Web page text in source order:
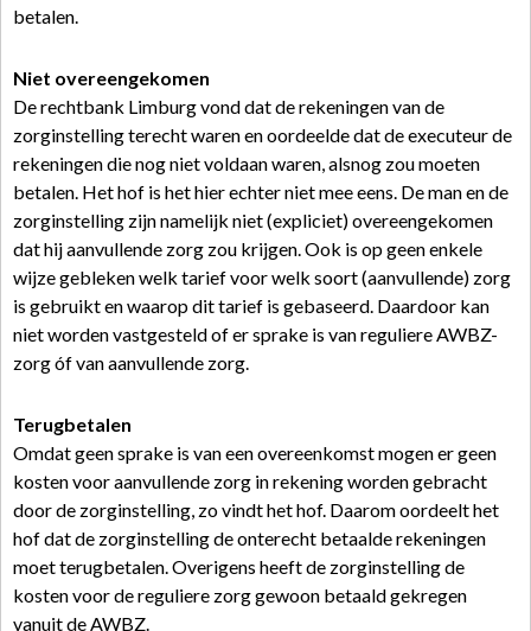
betalen.
Niet overeengekomen
De rechtbank Limburg vond dat de rekeningen van de
zorginstelling terecht waren en oordeelde dat de executeur de
rekeningen die nog niet voldaan waren, alsnog zou moeten
betalen. Het hof is het hier echter niet mee eens. De man en de
zorginstelling zijn namelijk niet (expliciet) overeengekomen
dat hij aanvullende zorg zou krijgen. Ook is op geen enkele
wijze gebleken welk tarief voor welk soort (aanvullende) zorg
is gebruikt en waarop dit tarief is gebaseerd. Daardoor kan
niet worden vastgesteld of er sprake is van reguliere AWBZ-
zorg óf van aanvullende zorg.
Terugbetalen
Omdat geen sprake is van een overeenkomst mogen er geen
kosten voor aanvullende zorg in rekening worden gebracht
door de zorginstelling, zo vindt het hof. Daarom oordeelt het
hof dat de zorginstelling de onterecht betaalde rekeningen
moet terugbetalen. Overigens heeft de zorginstelling de
kosten voor de reguliere zorg gewoon betaald gekregen
vanuit de AWBZ.